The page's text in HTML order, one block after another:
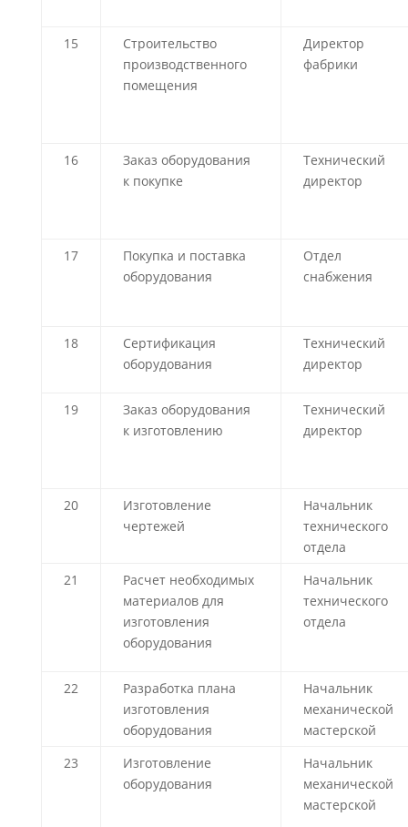
15
Строительство
производственного
помещения
Директор
фабрики
16
Заказ оборудования
к покупке
Технический
директор
17
Покупка и поставка
оборудования
Отдел
снабжения
18
Сертификация
оборудования
Технический
директор
19
Заказ оборудования
к изготовлению
Технический
директор
20
Изготовление
чертежей
Начальник
технического
отдела
21
Расчет необходимых
материалов для
изготовления
оборудования
Начальник
технического
отдела
22
Разработка плана
изготовления
оборудования
Начальник
механической
мастерской
23
Изготовление
оборудования
Начальник
механической
мастерской